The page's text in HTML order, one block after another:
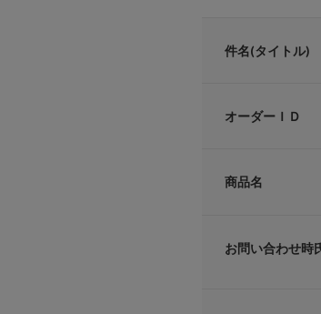
件名(タイトル)
オーダーＩＤ
商品名
お問い合わせ時